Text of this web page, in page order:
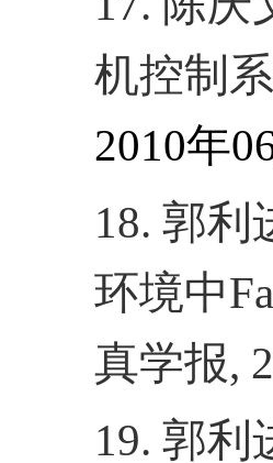
机控制
2010年
18. 郭利
环境中
真学报,
19. 郭利